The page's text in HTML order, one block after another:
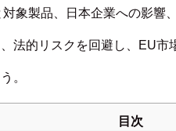
象製品、日本企業への影響
法的リスクを回避し、EU市
。
目次